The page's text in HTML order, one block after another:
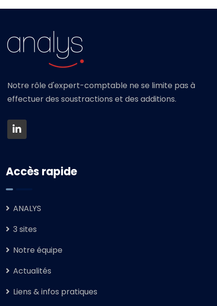
Notre rôle d'expert-comptable ne se limite pas à
effectuer des soustractions et des additions.
Accès rapide
ANALYS
3 sites
Notre équipe
Actualités
Liens & infos pratiques